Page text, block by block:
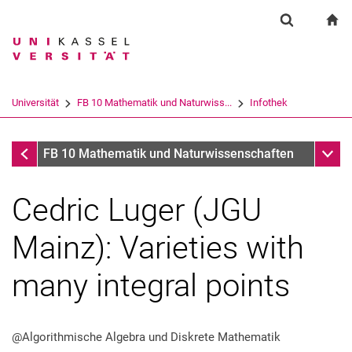
Springe direkt zu: Inhalt
Springe direkt zu: Suche
Springe direkt zu:
Suchbegriff
Suchen (öffnet externen Link in einem
Universität FB 10 Mathematik und Naturwiss... Infothek
InfothekFB 10 Mathematik und Naturwissenschaften
Cedric Luger (JGU
Mainz): Varieties with
many integral points
@Algorithmische Algebra und Diskrete Mathematik